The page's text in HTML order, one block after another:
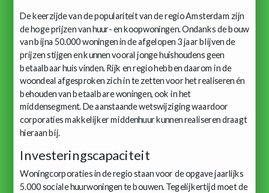
De keerzijde van de populariteit van de regio Amsterdam zijn
de hoge prijzen van huur- en koopwoningen. Ondanks de bouw
van bijna 50.000 woningen in de afgelopen 3 jaar blijven de
prijzen stijgen en kunnen vooral jonge huishoudens geen
betaalbaar huis vinden. Rijk en regio hebben daarom in de
woondeal afgesproken zich in te zetten voor het realiseren én
behouden van betaalbare woningen, ook in het
middensegment. De aanstaande wetswijziging waardoor
corporaties makkelijker middenhuur kunnen realiseren draagt
hieraan bij.
Investeringscapaciteit
Woningcorporaties in de regio staan voor de opgave jaarlijks
5.000 sociale huurwoningen te bouwen. Tegelijkertijd moet de